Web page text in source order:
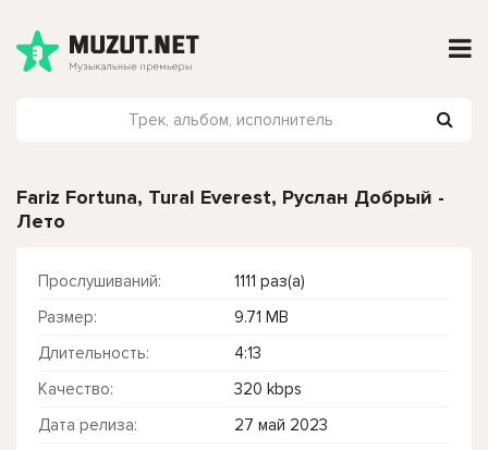
Fariz Fortuna, Tural Everest, Руслан Добрый -
Лето
Прослушиваний:
1111 раз(а)
Размер:
9.71 MB
Длительность:
4:13
Качество:
320 kbps
Дата релиза:
27 май 2023